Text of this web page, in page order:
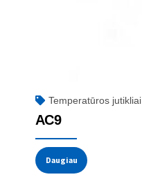
Temperatūros jutikliai
AC9
Daugiau